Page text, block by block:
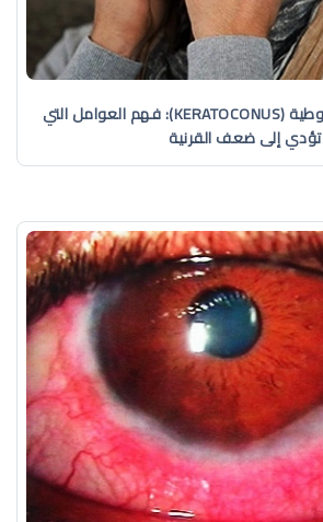
أسباب القرنية المخروطية (KERATOCONUS): فهم العوامل التي
تؤدي إلى ضعف القرنية